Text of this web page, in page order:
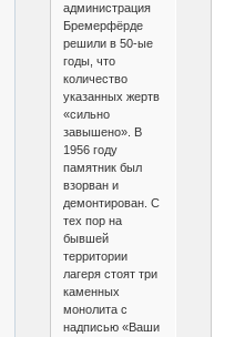
администрация
Бремерфёрде
решили в 50-ые
годы, что
количество
указанных жертв
«сильно
завышено». В
1956 году
памятник был
взорван и
демонтирован. С
тех пор на
бывшей
территории
лагеря стоят три
каменных
монолита с
надписью «Ваши